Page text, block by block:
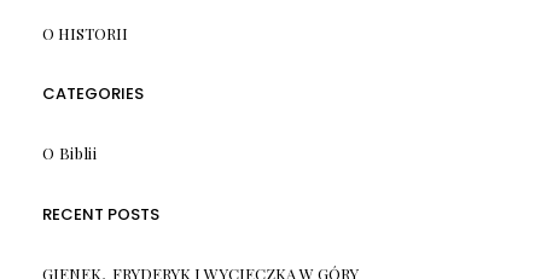
O HISTORII
CATEGORIES
O Biblii
RECENT POSTS
GIENEK, FRYDERYK I WYCIECZKA W GÓRY